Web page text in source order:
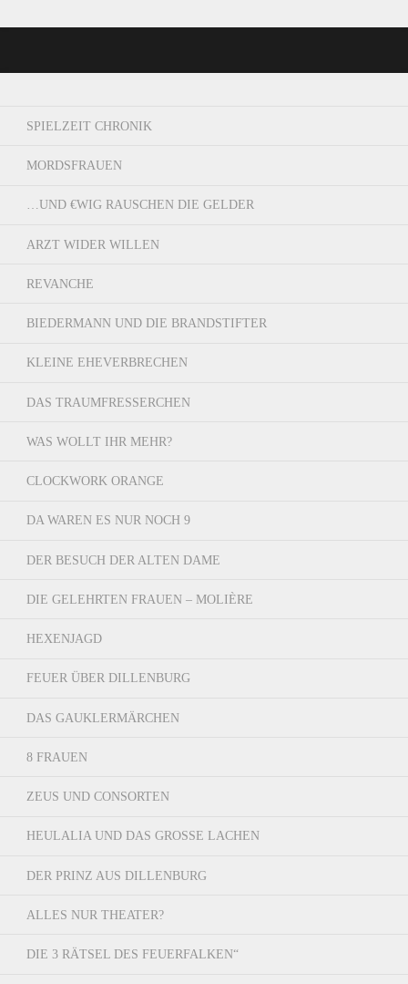
SPIELZEIT CHRONIK
MORDSFRAUEN
…UND €WIG RAUSCHEN DIE GELDER
ARZT WIDER WILLEN
REVANCHE
BIEDERMANN UND DIE BRANDSTIFTER
KLEINE EHEVERBRECHEN
DAS TRAUMFRESSERCHEN
WAS WOLLT IHR MEHR?
CLOCKWORK ORANGE
DA WAREN ES NUR NOCH 9
DER BESUCH DER ALTEN DAME
DIE GELEHRTEN FRAUEN – MOLIÈRE
HEXENJAGD
FEUER ÜBER DILLENBURG
DAS GAUKLERMÄRCHEN
8 FRAUEN
ZEUS UND CONSORTEN
HEULALIA UND DAS GROSSE LACHEN
DER PRINZ AUS DILLENBURG
ALLES NUR THEATER?
DIE 3 RÄTSEL DES FEUERFALKEN“